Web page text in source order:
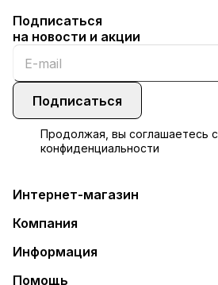
Подписаться
на новости и акции
Подписаться
Продолжая, вы соглашаетесь с
конфиденциальности
Интернет-магазин
Компания
Информация
Помощь